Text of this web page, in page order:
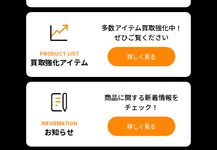
PRODUCT LIST
買取強化アイテム
多数アイテム買取強化中！
ぜひご覧ください
詳しく見る
INFORMATION
お知らせ
商品に関する新着情報を
チェック！
詳しく見る